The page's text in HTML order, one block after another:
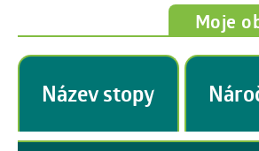
Moje
Název stopy